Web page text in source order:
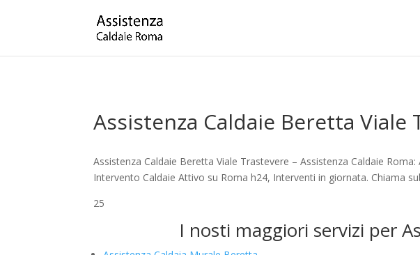
Assistenza Caldaie Beretta Viale
Assistenza Caldaie Beretta Viale Trastevere – Assistenza Caldaie
Intervento Caldaie Attivo su Roma h24, Interventi in giornata. Chiama
25
I nosti maggiori servizi per